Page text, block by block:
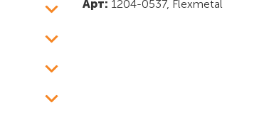
Арт: 1204-0537, Flexmetal